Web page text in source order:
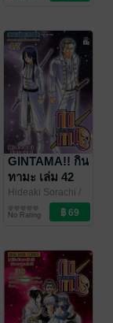
GINTAMA!! กิน
ทามะ เล่ม 42
Hideaki Sorachi /
Siam Inter Comics
การ์ตูนทั่วไป
No Rating